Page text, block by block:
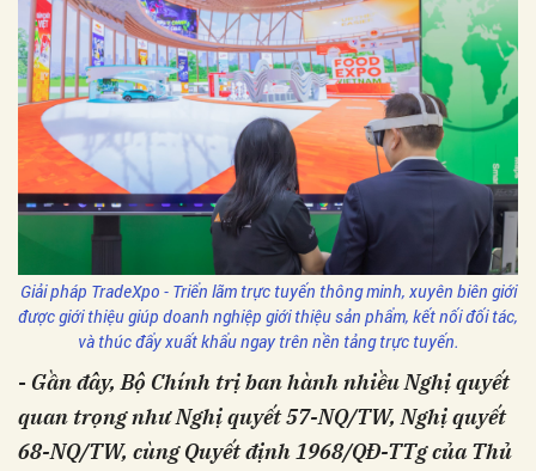
Giải pháp TradeXpo - Triển lãm trực tuyến thông minh, xuyên biên giới
được giới thiệu giúp doanh nghiệp giới thiệu sản phẩm, kết nối đối tác,
và thúc đẩy xuất khẩu ngay trên nền tảng trực tuyến.
- Gần đây, Bộ Chính trị ban hành nhiều Nghị quyết
quan trọng như Nghị quyết 57-NQ/TW, Nghị quyết
68-NQ/TW, cùng Quyết định 1968/QĐ-TTg của Thủ